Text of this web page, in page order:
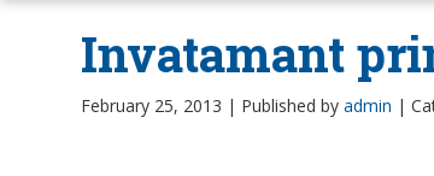
Invatamant
February 25, 2013 | Published by admin |